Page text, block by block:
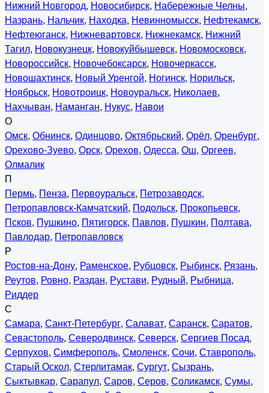
Нижний Новгород, Новосибирск, Набережные Челны,
Назрань, Нальчик, Находка, Невинномысск, Нефтекамск,
Нефтеюганск, Нижневартовск, Нижнекамск, Нижний
Тагил, Новокузнецк, Новокуйбышевск, Новомосковск,
Новороссийск, Новочебоксарск, Новочеркасск,
Новошахтинск, Новый Уренгой, Ногинск, Норильск,
Ноябрьск, Новотроицк, Новоуральск, Николаев,
Нахчыван, Наманган, Нукус, Навои
О
Омск, Обнинск, Одинцово, Октябрьский, Орёл, Оренбург,
Орехово-Зуево, Орск, Орехов, Одесса, Ош, Оргеев,
Олмалик
П
Пермь, Пенза, Первоуральск, Петрозаводск,
Петропавловск-Камчатский, Подольск, Прокопьевск,
Псков, Пушкино, Пятигорск, Павлов, Пушкин, Полтава,
Павлодар, Петропавловск
Р
Ростов-на-Дону, Раменское, Рубцовск, Рыбинск, Рязань,
Реутов, Ровно, Раздан, Рустави, Рудный, Рыбница,
Риддер
С
Самара, Санкт-Петербург, Салават, Саранск, Саратов,
Севастополь, Северодвинск, Северск, Сергиев Посад,
Серпухов, Симферополь, Смоленск, Сочи, Ставрополь,
Старый Оскол, Стерлитамак, Сургут, Сызрань,
Сыктывкар, Сарапул, Саров, Серов, Соликамск, Сумы,